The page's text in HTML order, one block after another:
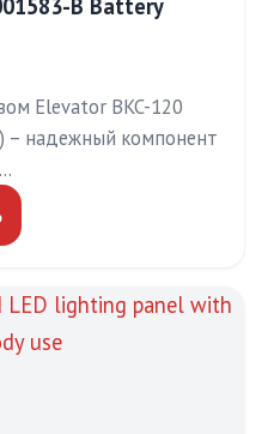
B Battery
Elevator BKC-120
– надежный компонент